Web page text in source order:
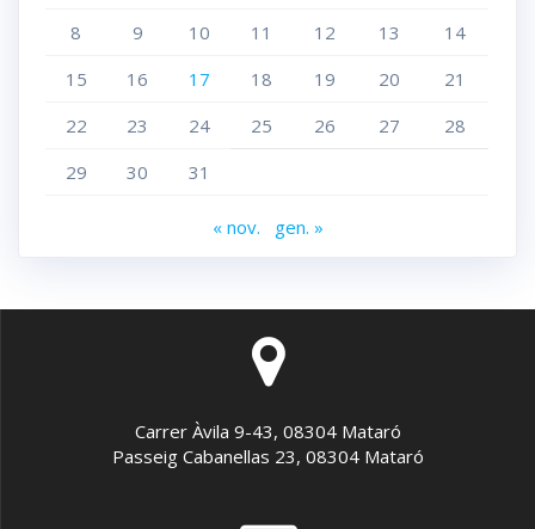
8
9 10 11 12 13
14
15
16 17 18 19 20
21
22
23 24 25 26 27
28
29
30 31
« nov. gen. »
Carrer Àvila 9-43, 08304 Mataró
Passeig Cabanellas 23, 08304 Mataró